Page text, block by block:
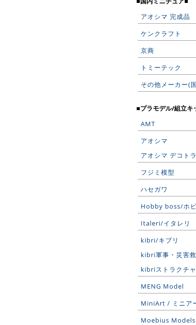
アオシマ 完成品
ケンクラフト
京商
トミーテック
その他メーカー(
■プラモデル/組立キ
AMT
アオシマ
アオシマ デコトラ
フジミ模型
ハセガワ
Hobby boss/ホ
Italeri/イタレリ
kibri/キブリ
kibri軍事・災害
kibriストラクチ
MENG Model
MiniArt / ミニア
Moebius